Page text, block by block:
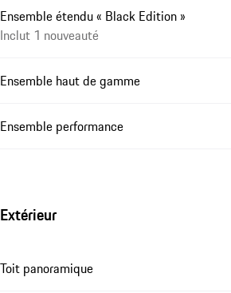
Ensemble étendu « Black Edition »
Inclut 1 nouveauté
Ensemble haut de gamme
Ensemble performance
Extérieur
Toit panoramique